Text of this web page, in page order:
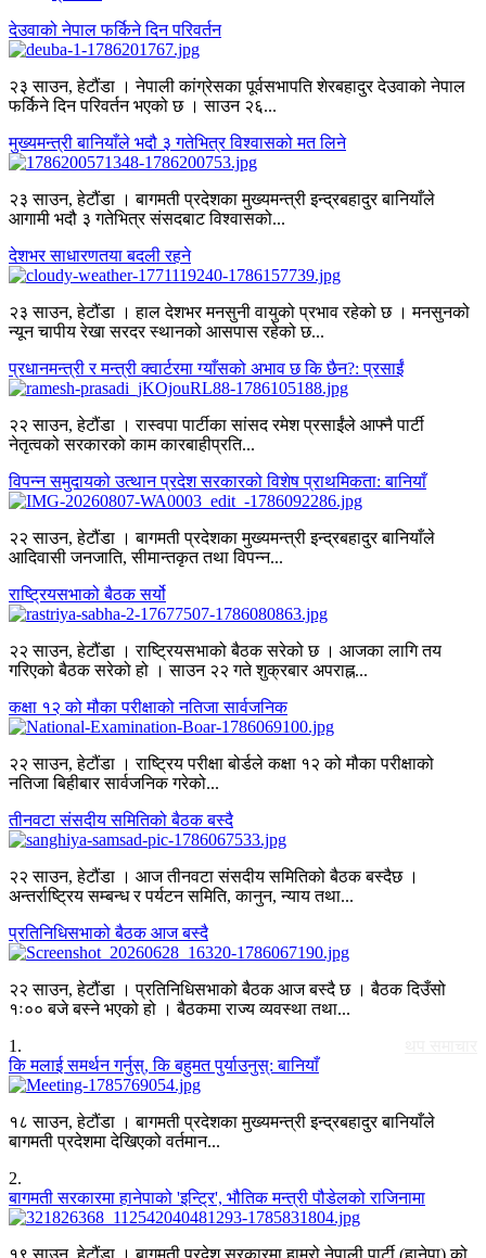
देउवाको नेपाल फर्किने दिन परिवर्तन
२३ साउन, हेटौंडा । नेपाली कांग्रेसका पूर्वसभापति शेरबहादुर देउवाको नेपाल
फर्किने दिन परिवर्तन भएको छ । साउन २६...
मुख्यमन्त्री बानियाँले भदौ ३ गतेभित्र विश्वासको मत लिने
२३ साउन, हेटौंडा । बागमती प्रदेशका मुख्यमन्त्री इन्द्रबहादुर बानियाँले
आगामी भदौ ३ गतेभित्र संसदबाट विश्वासको...
देशभर साधारणतया बदली रहने
२३ साउन, हेटौंडा । हाल देशभर मनसुनी वायुको प्रभाव रहेको छ । मनसुनको
न्यून चापीय रेखा सरदर स्थानको आसपास रहेको छ...
प्रधानमन्त्री र मन्त्री क्वार्टरमा ग्याँसको अभाव छ कि छैन?: प्रसाईं
२२ साउन, हेटौंडा । रास्वपा पार्टीका सांसद रमेश प्रसाईंले आफ्नै पार्टी
नेतृत्वको सरकारको काम कारबाहीप्रति...
विपन्न समुदायको उत्थान प्रदेश सरकारको विशेष प्राथमिकता: बानियाँ
२२ साउन, हेटौंडा । बागमती प्रदेशका मुख्यमन्त्री इन्द्रबहादुर बानियाँले
आदिवासी जनजाति, सीमान्तकृत तथा विपन्न...
राष्ट्रियसभाको बैठक सर्यो
२२ साउन, हेटौंडा । राष्ट्रियसभाको बैठक सरेको छ । आजका लागि तय
गरिएको बैठक सरेको हो । साउन २२ गते शुक्रबार अपराह्न...
कक्षा १२ को मौका परीक्षाको नतिजा सार्वजनिक
२२ साउन, हेटौंडा । राष्ट्रिय परीक्षा बोर्डले कक्षा १२ को मौका परीक्षाको
नतिजा बिहीबार सार्वजनिक गरेको...
तीनवटा संसदीय समितिको बैठक बस्दै
२२ साउन, हेटौंडा । आज तीनवटा संसदीय समितिको बैठक बस्दैछ ।
अन्तर्राष्ट्रिय सम्बन्ध र पर्यटन समिति, कानुन, न्याय तथा...
प्रतिनिधिसभाको बैठक आज बस्दै
२२ साउन, हेटौंडा । प्रतिनिधिसभाको बैठक आज बस्दै छ । बैठक दिउँसो
१ः०० बजे बस्ने भएको हो । बैठकमा राज्य व्यवस्था तथा...
1 .
कि मलाई समर्थन गर्नुस्, कि बहुमत पुर्याउनुस्: बानियाँ
१८ साउन, हेटौंडा । बागमती प्रदेशका मुख्यमन्त्री इन्द्रबहादुर बानियाँले
बागमती प्रदेशमा देखिएको वर्तमान...
2.
बागमती सरकारमा हानेपाको 'इन्ट्रि', भौतिक मन्त्री पौडेलको राजिनामा